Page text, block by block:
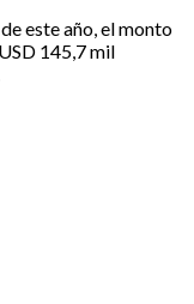
este año, el monto
145,7 mil